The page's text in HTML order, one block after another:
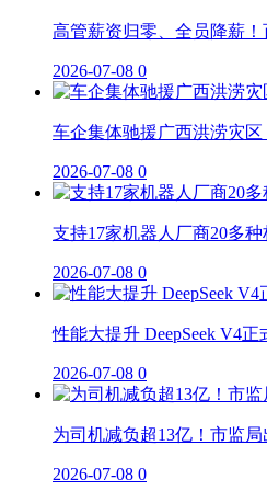
高管薪资归零、全员降薪
2026-07-08 0
车企集体驰援广西洪涝灾
2026-07-08 0
支持17家机器人厂商20多
2026-07-08 0
性能大提升 DeepSeek V4
2026-07-08 0
为司机减负超13亿！市监
2026-07-08 0